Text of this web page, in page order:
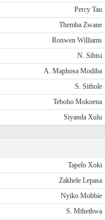
Percy Tau
Themba Zwane
Ronwen Williams
N. Sibisi
A. Maphosa Modiba
S. Sithole
Teboho Mokoena
Siyanda Xulu
Tapelo Xoki
Zakhele Lepasa
Nyiko Mobbie
S. Mthethwa